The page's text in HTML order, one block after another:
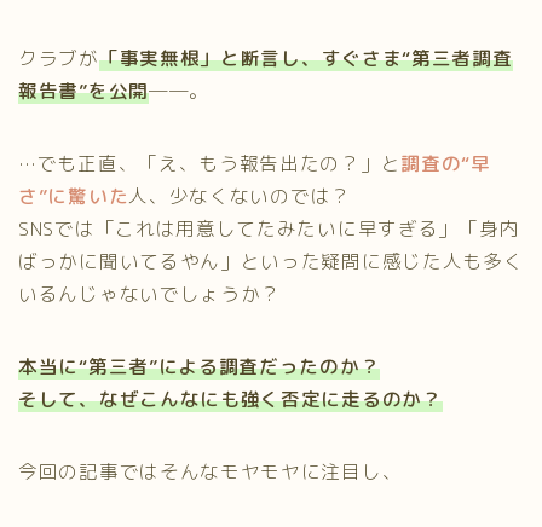
クラブが「事実無根」と断言し、すぐさま“第三者調査
報告書”を公開──。
…でも正直、「え、もう報告出たの？」と調査の“早
さ”に驚いた人、少なくないのでは？
SNSでは「これは用意してたみたいに早すぎる」「身内
ばっかに聞いてるやん」といった疑問に感じた人も多く
いるんじゃないでしょうか？
本当に“第三者”による調査だったのか？
そして、なぜこんなにも強く否定に走るのか？
今回の記事ではそんなモヤモヤに注目し、